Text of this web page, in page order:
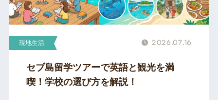
現地生活 2026.07.16
セブ島留学ツアーで英語と観光を満
喫！学校の選び方を解説！